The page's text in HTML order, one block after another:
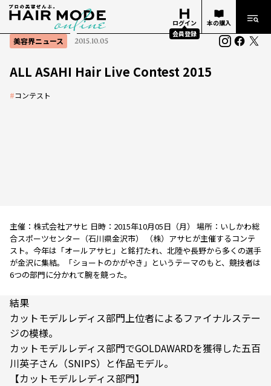
ログイン
会員登録
本の購入
美容界ニュース 2015.10.05
ALL ASAHI Hair Live Contest 2015
#コンテスト
主催：株式会社アサヒ 日時：2015年10月05日（月） 場所：いしかわ総
合スポーツセンター（石川県金沢市） （株）アサヒが主催するコンテ
スト。今年は「オールアサヒ」と銘打たれ、北陸や長野から多くの選手
が金沢に集結。「ショートのかがやき」というテーマのもと、競技者は
6つの部門に分かれて腕を競った。
結果
カットモデルレディス部門上位者によるファイナルステー
ジの模様。
カットモデルレディス部門でGOLDAWARDを獲得した五百
川英子さん（SNIPS）と作品モデル。
【カットモデルレディス部門】